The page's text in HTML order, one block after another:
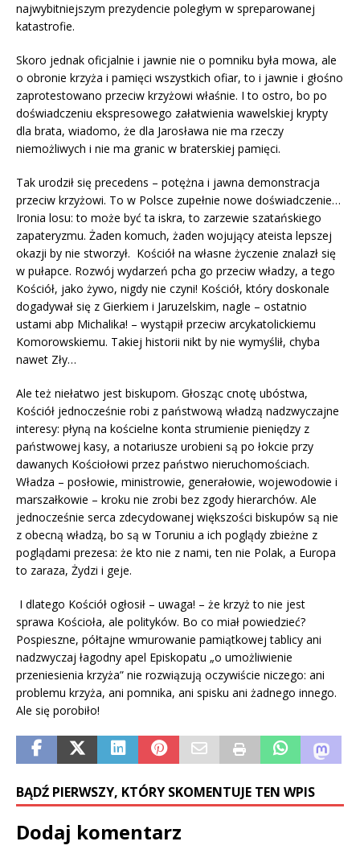
najwybitniejszym prezydencie poległym w spreparowanej
katastrofie.
Skoro jednak oficjalnie i jawnie nie o pomniku była mowa, ale
o obronie krzyża i pamięci wszystkich ofiar, to i jawnie i głośno
zaprotestowano przeciw krzyżowi właśnie. I to ostro, bo po
doświadczeniu ekspresowego załatwienia wawelskiej krypty
dla brata, wiadomo, że dla Jarosława nie ma rzeczy
niemożliwych i nie ma granic w braterskiej pamięci.
Tak urodził się precedens – potężna i jawna demonstracja
przeciw krzyżowi. To w Polsce zupełnie nowe doświadczenie…
Ironia losu: to może być ta iskra, to zarzewie szatańskiego
zapateryzmu. Żaden komuch, żaden wojujący ateista lepszej
okazji by nie stworzył. Kościół na własne życzenie znalazł się
w pułapce. Rozwój wydarzeń pcha go przeciw władzy, a tego
Kościół, jako żywo, nigdy nie czyni! Kościół, który doskonale
dogadywał się z Gierkiem i Jaruzelskim, nagle – ostatnio
ustami abp Michalika! – wystąpił przeciw arcykatolickiemu
Komorowskiemu. Takiej historii nikt by nie wymyślił, chyba
nawet Zły…
Ale też niełatwo jest biskupom. Głosząc cnotę ubóstwa,
Kościół jednocześnie robi z państwową władzą nadzwyczajne
interesy: płyną na kościelne konta strumienie pieniędzy z
państwowej kasy, a notariusze urobieni są po łokcie przy
dawanych Kościołowi przez państwo nieruchomościach.
Władza – posłowie, ministrowie, generałowie, wojewodowie i
marszałkowie – kroku nie zrobi bez zgody hierarchów. Ale
jednocześnie serca zdecydowanej większości biskupów są nie
z obecną władzą, bo są w Toruniu a ich poglądy zbieżne z
poglądami prezesa: że kto nie z nami, ten nie Polak, a Europa
to zaraza, Żydzi i geje.
I dlatego Kościół ogłosił – uwaga! – że krzyż to nie jest
sprawa Kościoła, ale polityków. Bo co miał powiedzieć?
Pospieszne, półtajne wmurowanie pamiątkowej tablicy ani
nadzwyczaj łagodny apel Episkopatu „o umożliwienie
przeniesienia krzyża” nie rozwiązują oczywiście niczego: ani
problemu krzyża, ani pomnika, ani spisku ani żadnego innego.
Ale się porobiło!
BĄDŹ PIERWSZY, KTÓRY SKOMENTUJE TEN WPIS
Dodaj komentarz